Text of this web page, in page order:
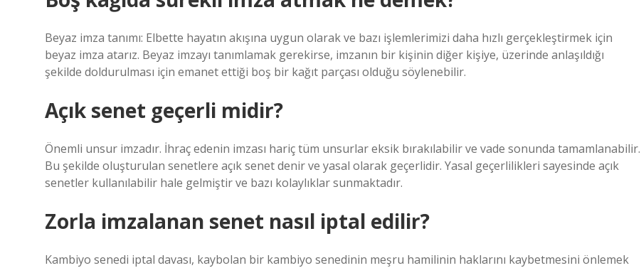
Beyaz imza tanımı: Elbette hayatın akışına uygun olarak ve bazı işlemlerimizi daha hızlı gerçekleştirmek için
beyaz imza atarız. Beyaz imzayı tanımlamak gerekirse, imzanın bir kişinin diğer kişiye, üzerinde anlaşıldığı
şekilde doldurulması için emanet ettiği boş bir kağıt parçası olduğu söylenebilir.
Açık senet geçerli midir?
Önemli unsur imzadır. İhraç edenin imzası hariç tüm unsurlar eksik bırakılabilir ve vade sonunda tamamlanabilir.
Bu şekilde oluşturulan senetlere açık senet denir ve yasal olarak geçerlidir. Yasal geçerlilikleri sayesinde açık
senetler kullanılabilir hale gelmiştir ve bazı kolaylıklar sunmaktadır.
Zorla imzalanan senet nasıl iptal edilir?
Kambiyo senedi iptal davası, kaybolan bir kambiyo senedinin meşru hamilinin haklarını kaybetmesini önlemek